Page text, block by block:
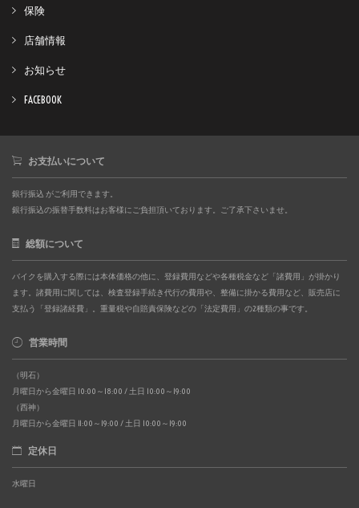
保険
店舗情報
お知らせ
FACEBOOK
お支払いについて
銀行振込 がご利用できます。
銀行振込の振替手数料はお客様にご負担頂いております。ご了承下さいませ。
総額について
バイクを購入する際には本体価格の他に、登録費用などや各種税金など「諸費用」が掛かり
ます。諸費用に関しては、検査登録手続き代行の費用や、整備に掛かる費用など、販売店に
支払う「登録諸経費」。重量税や自賠責保険などの「法定費用」の2種類の事です。
営業時間
（明石）
月曜日から金曜日 10:00～18:00 / 土日 10:00～19:00
（西神）
月曜日から金曜日 11:00～19:00 / 土日 10:00～19:00
定休日
水曜日